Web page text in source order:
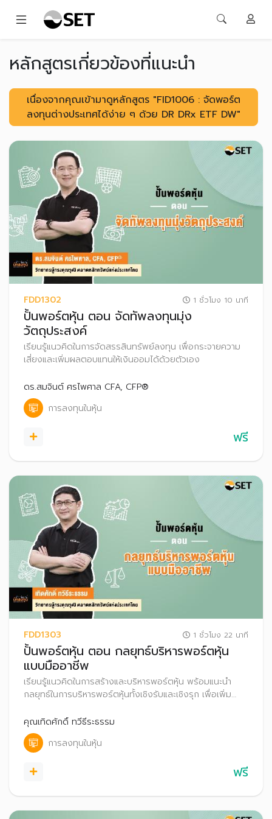
หลักสูตรเกี่ยวข้องที่แนะนำ
เนื่องจากคุณเข้ามาดูหลักสูตร "FID1006 : จัดพอร์ต
ลงทุนต่างประเทศได้ง่าย ๆ ด้วย DR DRx ETF DW"
FDD1302 1 ชั่วโมง 10 นาที
ปั้นพอร์ตหุ้น ตอน จัดทัพลงทุนมุ่ง
วัตถุประสงค์
เรียนรู้แนวคิดในการจัดสรรสินทรัพย์ลงทุน เพื่อกระจายความ
เสี่ยงและเพิ่มผลตอบแทนให้เงินออมได้ด้วยตัวเอง
ดร.สมจินต์ ศรไพศาล CFA, CFP®
การลงทุนในหุ้น
ฟรี
FDD1303 1 ชั่วโมง 22 นาที
ปั้นพอร์ตหุ้น ตอน กลยุทธ์บริหารพอร์ตหุ้น
แบบมืออาชีพ
เรียนรู้แนวคิดในการสร้างและบริหารพอร์ตหุ้น พร้อมแนะนำ
กลยุทธ์ในการบริหารพอร์ตหุ้นทั้งเชิงรับและเชิงรุก เพื่อเพิ่ม
คุณเทิดศักดิ์ ทวีธีระธรรม
การลงทุนในหุ้น
ฟรี